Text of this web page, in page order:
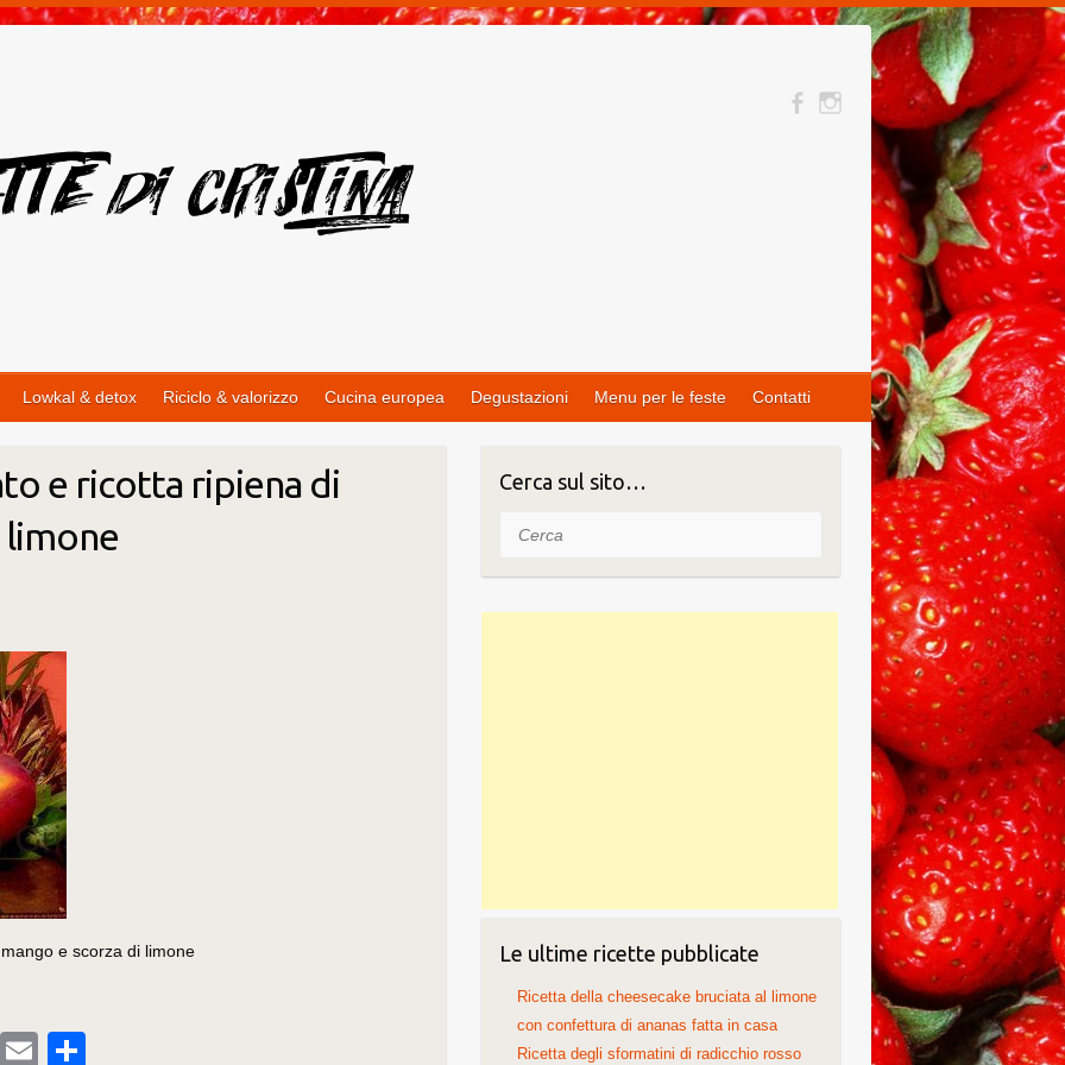
Lowkal & detox Riciclo & valorizzo Cucina europea Degustazioni Menu per le feste Contatti
e ricotta ripiena di
limone
e scorza di limone
T
E
Cerca sul sito…
Cerca
Le ultime ricette pubblicate
Ricetta della cheesecake bruciata al limone
con confettura di ananas fatta in casa
Ricetta degli sformatini di radicchio rosso